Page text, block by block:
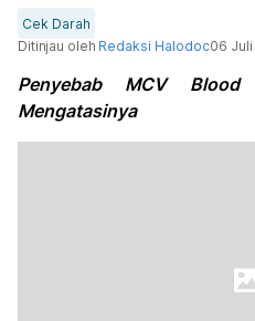
Cek Darah
Ditinjau oleh Redaksi Halodoc06 Juli
Penyebab MCV
Mengatasinya